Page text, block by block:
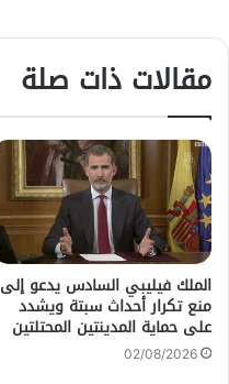
مقالات ذات صلة
الملك فيليبي السادس يدعو إلى
منع تكرار أحداث سبتة ويشدد
على حماية المدينتين المحتلتين
02/08/2026